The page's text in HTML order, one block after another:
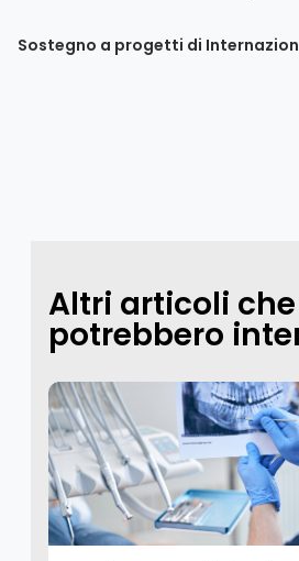
Sostegno a progetti di
Altri articoli che
potrebbero